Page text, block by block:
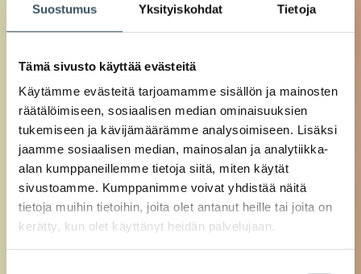
Suostumus Yksityiskohdat Tietoja
Tämä sivusto käyttää evästeitä
Käytämme evästeitä tarjoamamme sisällön ja mainosten
räätälöimiseen, sosiaalisen median ominaisuuksien
tukemiseen ja kävijämäärämme analysoimiseen. Lisäksi
jaamme sosiaalisen median, mainosalan ja analytiikka-
alan kumppaneillemme tietoja siitä, miten käytät
sivustoamme. Kumppanimme voivat yhdistää näitä
tietoja muihin tietoihin, joita olet antanut heille tai joita on
kerätty, kun olet käyttänyt heidän palvelujaan.